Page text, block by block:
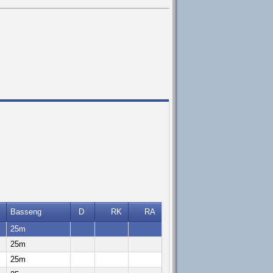
Basseng D RK
RA
25m
25m
25m